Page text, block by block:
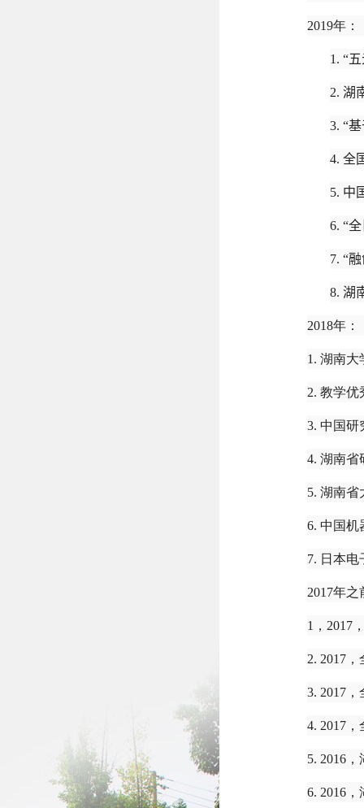
2019年：
1. “
2. 湖
3. “
4. 全
5. 中
6. “
7. “
8. 湖
2018年：
1. 湖南大
2. 教学优
3. 中国研
4. 湖南省
5. 湖南
6. 中国机
7. 日本
2017年之
1， 2017
2. 2017
3. 2017
4. 2017
5. 2016
6. 2016